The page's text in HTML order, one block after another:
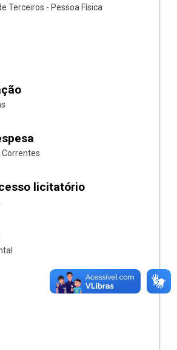
Terceiros - Pessoa Física
licitatório